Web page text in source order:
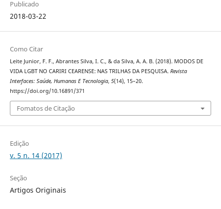
Publicado
2018-03-22
Como Citar
Leite Junior, F. F., Abrantes Silva, I. C., & da Silva, A. A. B. (2018). MODOS DE
VIDA LGBT NO CARIRI CEARENSE: NAS TRILHAS DA PESQUISA. Revista
Interfaces: Saúde, Humanas E Tecnologia, 5(14), 15–20.
https://doi.org/10.16891/371
Fomatos de Citação
Edição
v. 5 n. 14 (2017)
Seção
Artigos Originais